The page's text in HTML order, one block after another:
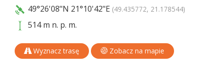
49°26'08"N 21°10'42"E (49.435772, 21.178544)
514 m n. p. m.
Wyznacz trasę Zobacz na mapie